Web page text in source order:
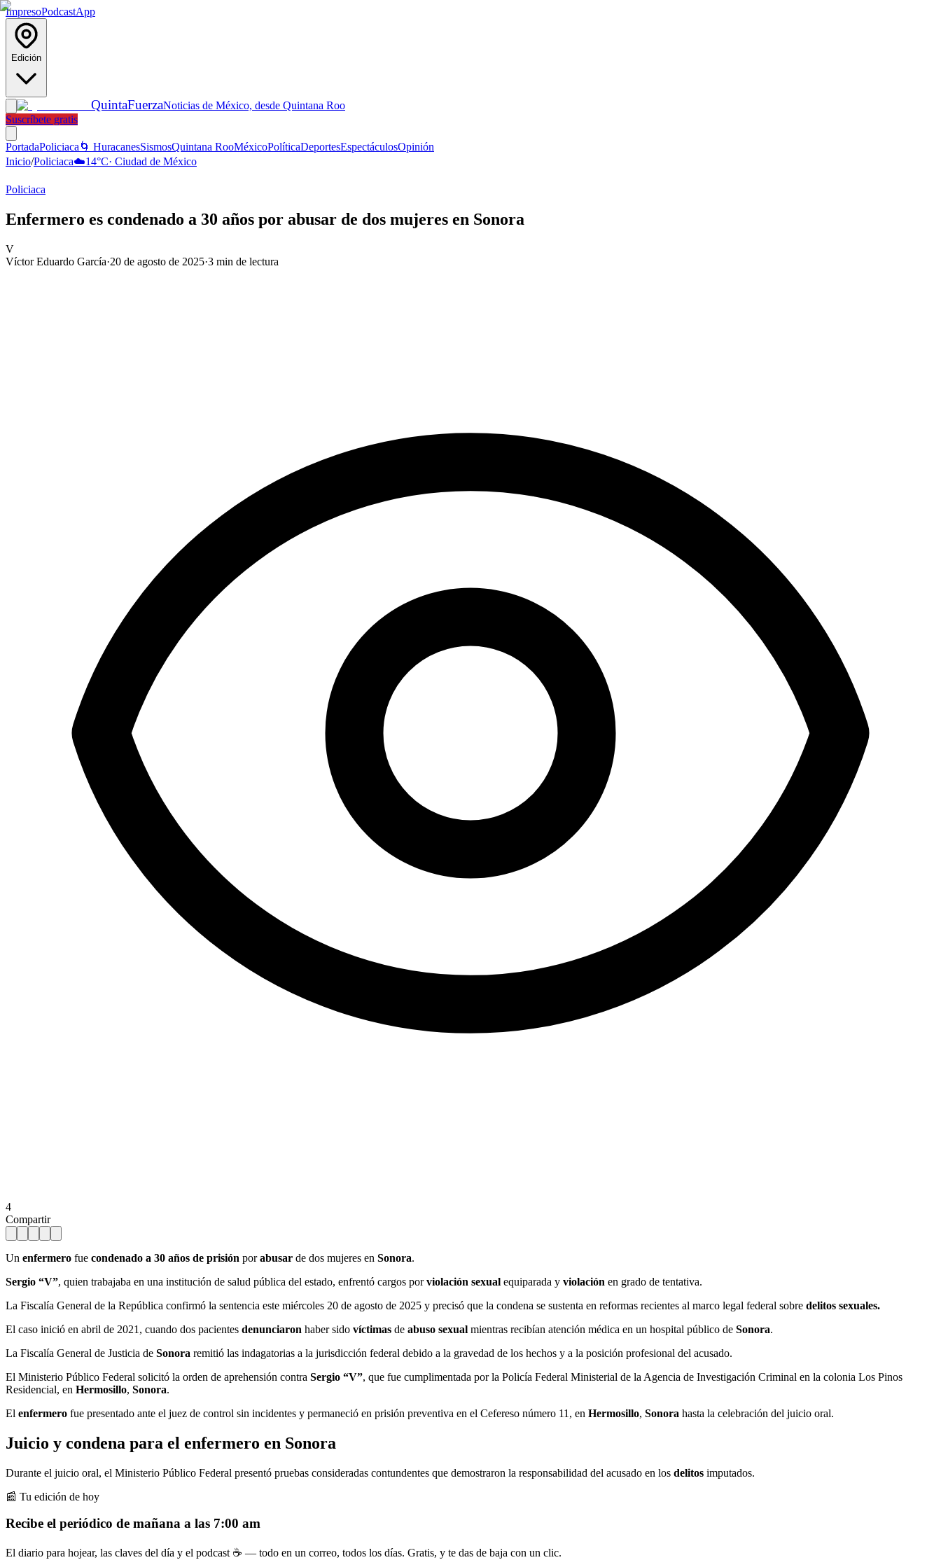
ImpresoPodcastApp
Edición
QuintaFuerzaNoticias de México, desde Quintana Roo
Suscríbete gratis
PortadaPoliciaca 🌀 HuracanesSismosQuintana RooMéxicoPolíticaDeportesEspectáculosOpinión
Inicio/Policiaca☁️14°C· Ciudad de México
Policiaca
Enfermero es condenado a 30 años por abusar de dos mujeres en Sonora
V
Víctor Eduardo García·20 de agosto de 2025·3 min de lectura
4
Compartir
Un enfermero fue condenado a 30 años de prisión porabusar de dos mujeres en Sonora.
Sergio “V”, quien trabajaba en una institución de salud pública del estado, enfrentó cargos porviolación sexual equiparada y violación en grado de tentativa.
La Fiscalía General de la República confirmó la sentencia este miércoles 20 de agosto de 2025 y precisó que la condena se sustenta en reformas recientes al marco legal federal sobre delitos sexuales.
El caso inició en abril de 2021, cuando dos pacientes denunciaron haber sido víctimas de abuso sexual mientras recibían atención médica en un hospital público de Sonora.
La Fiscalía General de Justicia de Sonora remitió las indagatorias a la jurisdicción federal debido a la gravedad de los hechos y a la posición profesional del acusado.
El Ministerio Público Federal solicitó la orden de aprehensión contra Sergio “V”, que fue cumplimentada por la Policía Federal Ministerial de la Agencia de Investigación Criminal en la colonia Los Pinos
Residencial, en Hermosillo, Sonora.
El enfermero fue presentado ante el juez de control sin incidentes y permaneció en prisión preventiva en el Cefereso número 11, en Hermosillo, Sonora hasta la celebración del juicio oral.
Juicio y condena para el enfermero en Sonora
Durante el juicio oral, el Ministerio Público Federal presentó pruebas consideradas contundentes que demostraron la responsabilidad del acusado en los delitos imputados.
📰 Tu edición de hoy
Recibe el periódico de mañana a las 7:00 am
El diario para hojear, las claves del día y el podcast ☕ — todo en un correo, todos los días. Gratis, y te das de baja con un clic.